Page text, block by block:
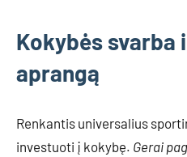
Kokybės svarba
aprangą
Renkantis universalius
investuoti į kokybę. Gerai